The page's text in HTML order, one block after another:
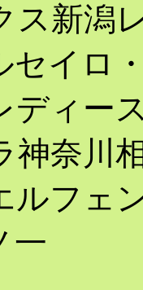
ス新潟
セイロ
ディー
神奈川
ルフェ
一